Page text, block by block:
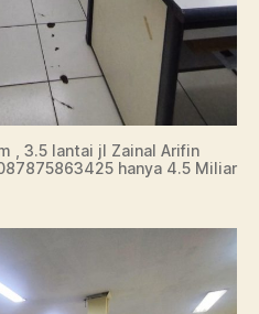
, 3.5 lantai jl Zainal Arifin
hanya 4.5 Miliar